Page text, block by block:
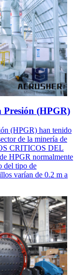
Presión (HPGR)
(HPGR) han tenido
de la minería de
CRITICOS DEL
HPGR normalmente
del tipo de
varían de 0.2 m a